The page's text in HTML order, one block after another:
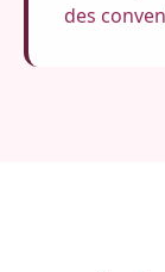
des